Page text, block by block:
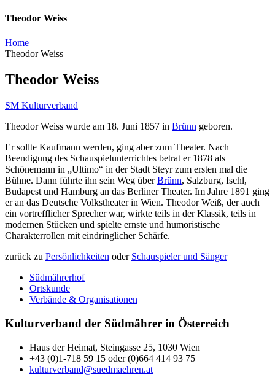
Theodor Weiss
Home
Theodor Weiss
Theodor Weiss
SM Kulturverband
Theodor Weiss wurde am 18. Juni 1857 in Brünn geboren.
Er sollte Kaufmann werden, ging aber zum Theater. Nach
Beendigung des Schauspielunterrichtes betrat er 1878 als
Schönemann in „Ultimo“ in der Stadt Steyr zum ersten mal die
Bühne. Dann führte ihn sein Weg überBrünn, Salzburg, Ischl,
Budapest und Hamburg an das Berliner Theater. Im Jahre 1891 ging
er an das Deutsche Volkstheater in Wien. Theodor Weiß, der auch
ein vortrefflicher Sprecher war, wirkte teils in der Klassik, teils in
modernen Stücken und spielte ernste und humoristische
Charakterrollen mit eindringlicher Schärfe.
zurück zu Persönlichkeiten oder Schauspieler und Sänger
Südmährerhof
Ortskunde
Verbände & Organisationen
Kulturverband der Südmährer in Österreich
Haus der Heimat, Steingasse 25, 1030 Wien
+43 (0)1-718 59 15 oder (0)664 414 93 75
kulturverband@suedmaehren.at